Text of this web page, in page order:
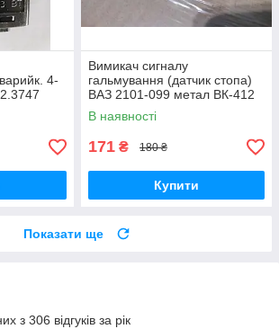
4-
Вимикач сигналу
гальмування (датчик стопа)
ВАЗ 2101-099 метал ВК-412
В наявності
171 ₴ 180 ₴
Купити
Показати ще
з 306 відгуків за рік